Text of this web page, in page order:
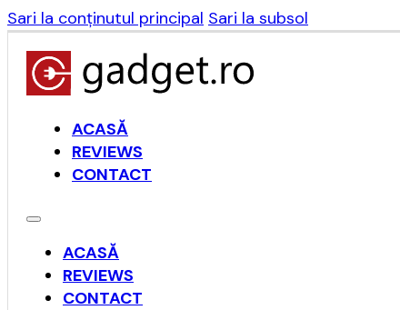
Sari la conținutul principal Sari la subsol
ACASĂ
REVIEWS
CONTACT
ACASĂ
REVIEWS
CONTACT